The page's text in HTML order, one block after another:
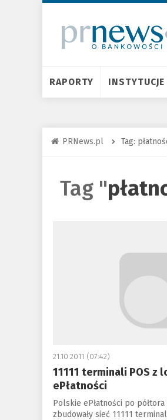
RAPORTY INSTYTUCJE
PRNews.pl Tag:
Tag "
21.10.2011 (07:42)
11111 terminali POS z
ePłatności
Polskie ePłatności po
zbudowały sieć 11111